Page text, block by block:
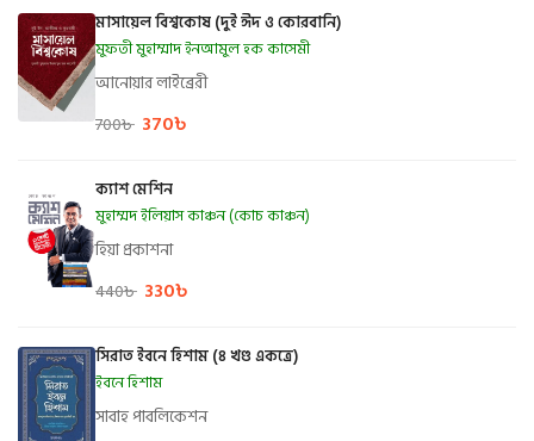
মাসায়েল বিশ্বকোষ (দুই ঈদ ও কোরবানি)
মুফতী মুহাম্মাদ ইনআমুল হক কাসেমী
আনোয়ার লাইব্রেরী
700৳ 370৳
ক্যাশ মেশিন
মুহাম্মদ ইলিয়াস কাঞ্চন (কোচ কাঞ্চন)
হিয়া প্রকাশনা
440৳ 330৳
সিরাত ইবনে হিশাম (৪ খণ্ড একত্রে)
ইবনে হিশাম
সাবাহ পাবলিকেশন